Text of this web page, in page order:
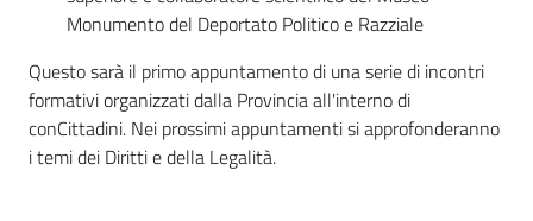
Assemblea
legislativa
Assemblea
Monumento del Deportato Politico e Razziale
Questo sarà il primo appuntamento di una serie di incontri
formativi organizzati dalla Provincia all'interno di
conCittadini. Nei prossimi appuntamenti si approfonderanno
i temi dei Diritti e della Legalità.